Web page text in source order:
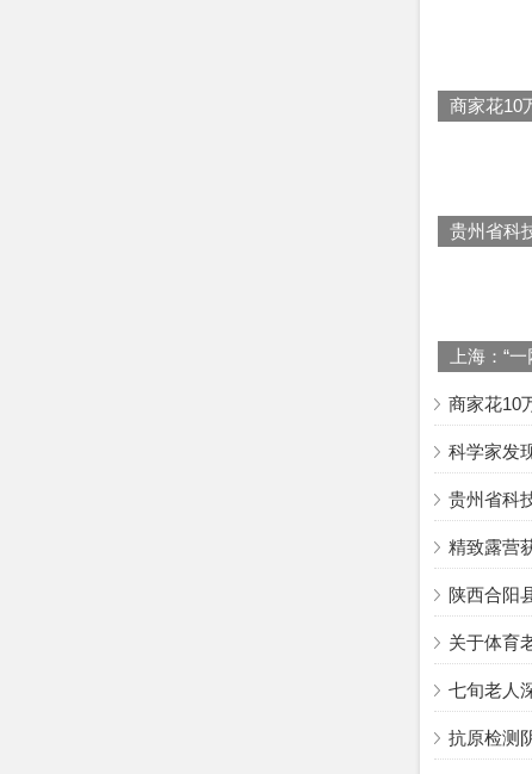
商家花10
科学家发
贵州省科
精致露营
陕西合阳
关于体育
七旬老人
抗原检测